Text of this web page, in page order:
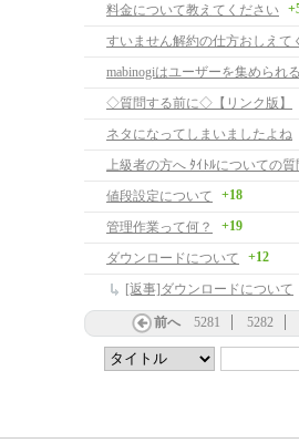
料金について教えてください
すいません解約の仕方おしえて
mabinogiはユーザーを集められ
◇質問する前に◇【リンク版】
ネタになってしまいましたよね
上級者の方へ ﾀｲﾄﾙについての質
値段設定について
+18
管理作業って何？
+19
ダウンロードについて
+12
[返事]ダウンロードについて
前へ 5281 5282